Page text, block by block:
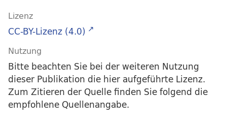
Lizenz
CC-BY-Lizenz (4.0)
Nutzung
Bitte beachten Sie bei der weiteren Nutzung
dieser Publikation die hier aufgeführte Lizenz.
Zum Zitieren der Quelle finden Sie folgend die
empfohlene Quellenangabe.